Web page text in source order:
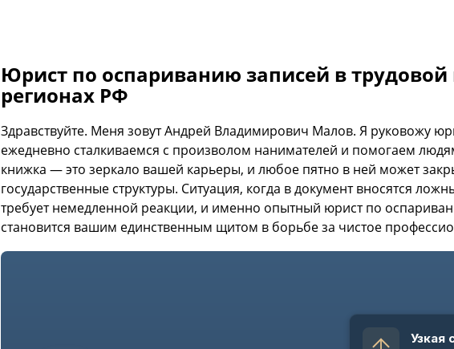
Юрист по оспариванию записей в
регионах РФ
Здравствуйте. Меня зовут Андрей Владимирович Малов. Я руковожу
ежедневно сталкиваемся с произволом нанимателей и помогаем
книжка — это зеркало вашей карьеры, и любое пятно в ней может
государственные структуры. Ситуация, когда в документ вносятся
требует немедленной реакции, и именно опытный юрист по
становится вашим единственным щитом в борьбе за чистое
Узкая